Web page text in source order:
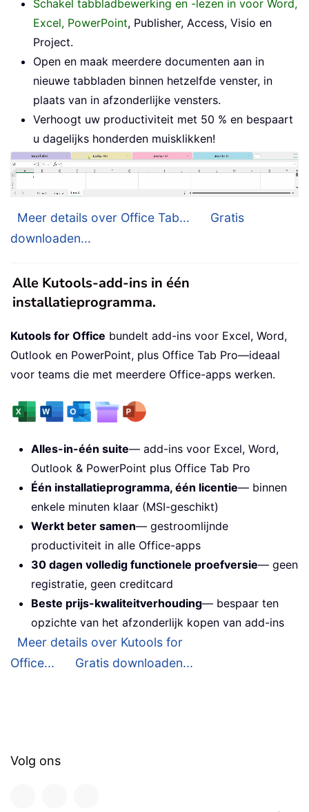
Schakel tabbladbewerking en -lezen in voor Word,
Excel, PowerPoint, Publisher, Access, Visio en
Project.
Open en maak meerdere documenten aan in
nieuwe tabbladen binnen hetzelfde venster, in
plaats van in afzonderlijke vensters.
Verhoogt uw productiviteit met 50 % en bespaart
u dagelijks honderden muisklikken!
Meer details over Office Tab...
Gratis
downloaden...
Alle Kutools-add-ins in één
installatieprogramma.
Kutools for Office bundelt add-ins voor Excel, Word,
Outlook en PowerPoint, plus Office Tab Pro—ideaal
voor teams die met meerdere Office-apps werken.
Alles-in-één suite— add-ins voor Excel, Word,
Outlook & PowerPoint plus Office Tab Pro
Één installatieprogramma, één licentie— binnen
enkele minuten klaar (MSI-geschikt)
Werkt beter samen— gestroomlijnde
productiviteit in alle Office-apps
30 dagen volledig functionele proefversie— geen
registratie, geen creditcard
Beste prijs-kwaliteitverhouding— bespaar ten
opzichte van het afzonderlijk kopen van add-ins
Meer details over Kutools for
Office...
Gratis downloaden...
Volg ons